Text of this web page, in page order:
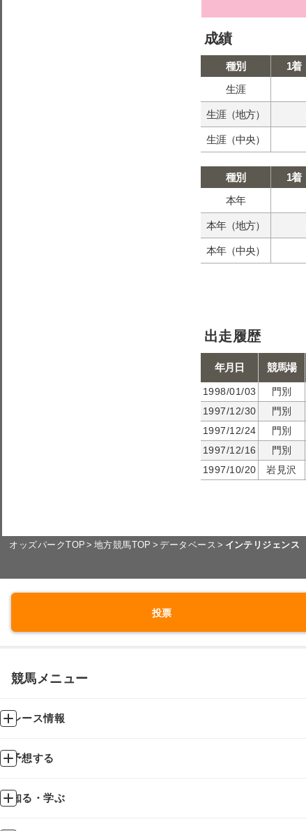
成績
種別 1着
生涯
生涯（地方）
生涯（中央）
種別 1着
本年
本年（地方）
本年（中央）
出走履歴
年月日 競馬場
1998/01/03 門別
1997/12/30
門別
1997/12/24
門別
1997/12/16
門別
1997/10/20
岩見沢
オッズパークTOP 地方競馬TOP データベース インテリジェンス
投票
競馬メニュー
レース情報
予想する
知る・学ぶ